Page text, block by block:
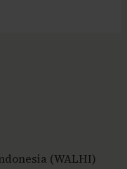
(WALHI)